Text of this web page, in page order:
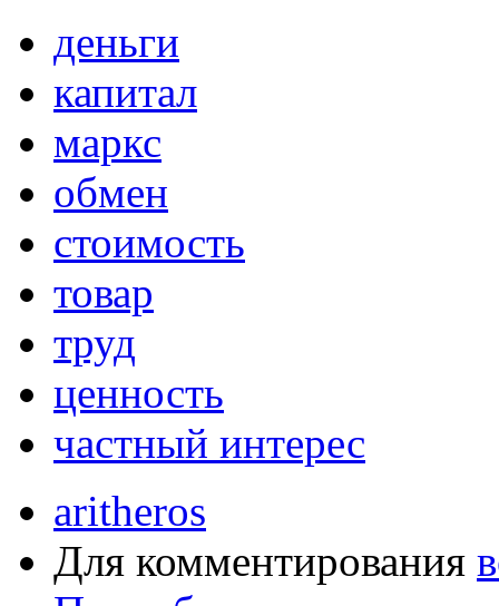
деньги
капитал
маркс
обмен
стоимость
товар
труд
ценность
частный интерес
aritheros
Для комментирования